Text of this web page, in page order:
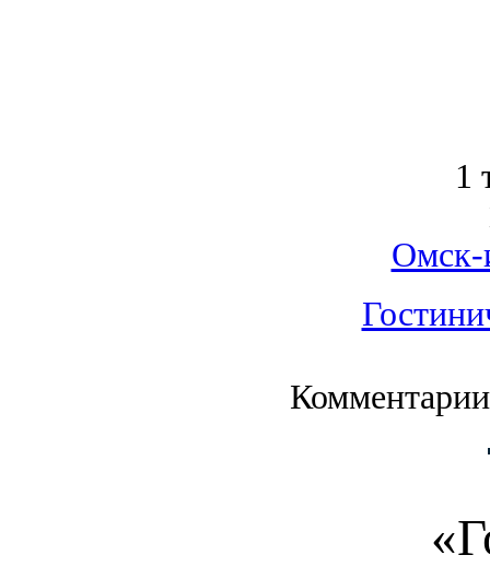
1